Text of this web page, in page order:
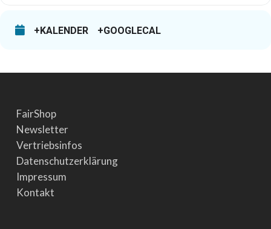
+KALENDER +GOOGLECAL
FairShop
Newsletter
Vertriebsinfos
Datenschutzerklärung
Impressum
Kontakt